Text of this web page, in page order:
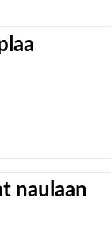
naulaan